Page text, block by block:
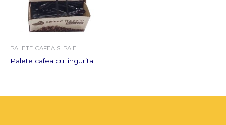
PALETE CAFEA SI PAIE
Palete cafea cu lingurita